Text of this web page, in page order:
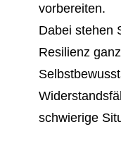
vorbereiten.
Dabei stehen
Resilienz
schwierige